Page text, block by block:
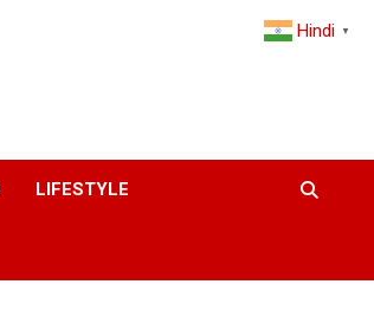
LIFESTYLE
Hindi ▼